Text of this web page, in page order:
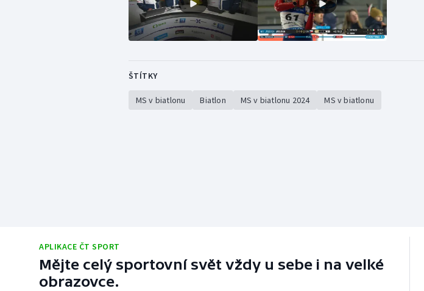
ŠTÍTKY
MS v biatlonu Biatlon MS v biatlonu 2024 MS v biatlonu
APLIKACE ČT SPORT
Mějte celý sportovní svět vždy u sebe i na velké
obrazovce.